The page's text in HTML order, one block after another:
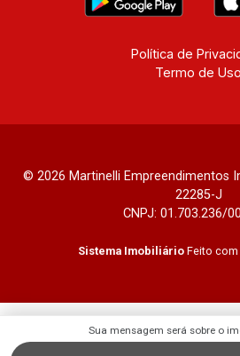
Sua mensagem será sobre o
Política de
Termo de Uso
© 2026 Martinelli Empreendimentos
22285-J
CNPJ: 01.703.236/
Sistema Imobiliário Feito com